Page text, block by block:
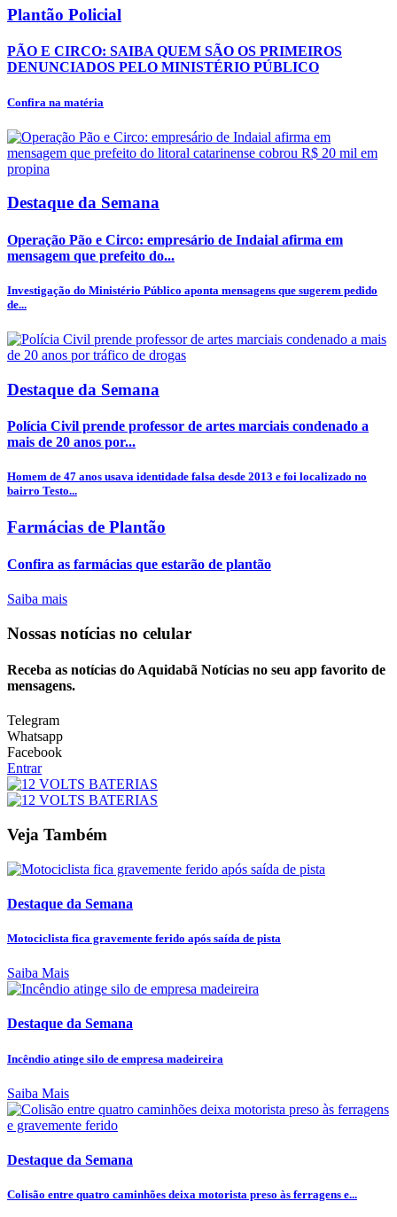
Plantão Policial
PÃO E CIRCO: SAIBA QUEM SÃO OS PRIMEIROS
DENUNCIADOS PELO MINISTÉRIO PÚBLICO
Confira na matéria
Destaque da Semana
Operação Pão e Circo: empresário de Indaial afirma em
mensagem que prefeito do...
Investigação do Ministério Público aponta mensagens que sugerem pedido
de...
Destaque da Semana
Polícia Civil prende professor de artes marciais condenado a
mais de 20 anos por...
Homem de 47 anos usava identidade falsa desde 2013 e foi localizado no
bairro Testo...
Farmácias de Plantão
Confira as farmácias que estarão de plantão
Saiba mais
Nossas notícias no celular
Receba as notícias do Aquidabã Notícias no seu app favorito de
mensagens.
Telegram
Whatsapp
Facebook
Entrar
Veja Também
Destaque da Semana
Motociclista fica gravemente ferido após saída de pista
Saiba Mais
Destaque da Semana
Incêndio atinge silo de empresa madeireira
Saiba Mais
Destaque da Semana
Colisão entre quatro caminhões deixa motorista preso às ferragens e...